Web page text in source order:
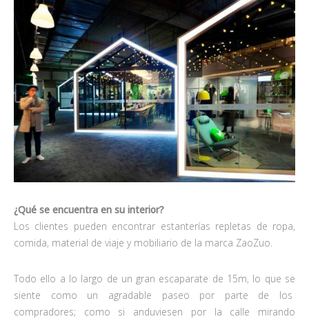
¿Qué se encuentra en su interior?
Los clientes pueden encontrar estanterías repletas de ropa,
comida, material de viaje y mobiliario de la marca ZaoZuo.
Todo ello a lo largo de un gran escaparate de 15m, lo que se
siente como un agradable paseo por parte de los
compradores; como si anduviesen por la calle mirando